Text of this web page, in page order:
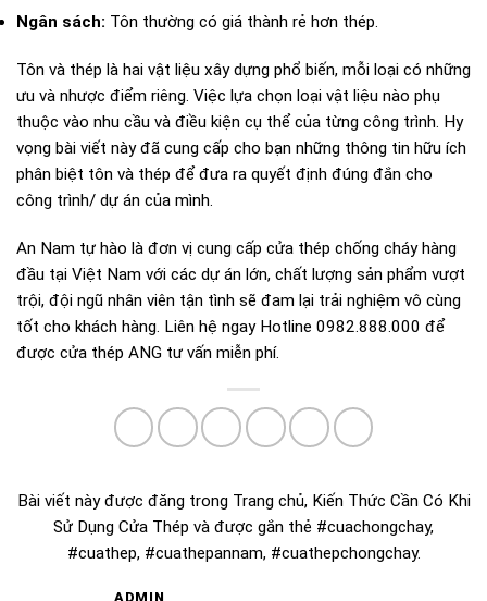
Ngân sách: Tôn thường có giá thành rẻ hơn thép.
Tôn và thép là hai vật liệu xây dựng phổ biến, mỗi loại có những
ưu và nhược điểm riêng. Việc lựa chọn loại vật liệu nào phụ
thuộc vào nhu cầu và điều kiện cụ thể của từng công trình. Hy
vọng bài viết này đã cung cấp cho bạn những thông tin hữu ích
phân biệt tôn và thép để đưa ra quyết định đúng đắn cho
công trình/ dự án của mình.
An Nam tự hào là đơn vị cung cấp cửa thép chống cháy hàng
đầu tại Việt Nam với các dự án lớn, chất lượng sản phẩm vượt
trội, đội ngũ nhân viên tận tình sẽ đam lại trải nghiệm vô cùng
tốt cho khách hàng. Liên hệ ngay Hotline 0982.888.000 để
được cửa thép ANG tư vấn miễn phí.
Bài viết này được đăng trong Trang chủ, Kiến Thức Cần Có Khi
Sử Dụng Cửa Thép và được gắn thẻ #cuachongchay,
#cuathep, #cuathepannam, #cuathepchongchay.
ADMIN